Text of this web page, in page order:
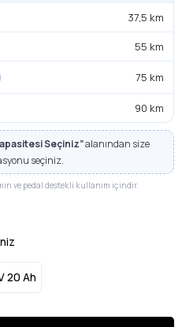
37,5 km
55 km
75 km
90 km
Seçiniz”alanından size
seçiniz.
ve pedal destekli kullanım içindir.
20 Ah